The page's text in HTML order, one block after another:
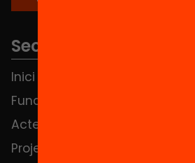
Seccions
Inici
Fundació
Actes
Projectes